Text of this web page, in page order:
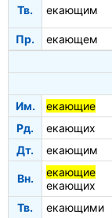
Тв. екающим
Пр. екающем
Им.
екающие
Рд.
екающих
Дт.
екающим
Вн.
екающие
екающих
Тв.
екающими